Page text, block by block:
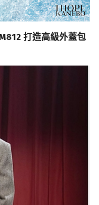
打造高級外蓋包